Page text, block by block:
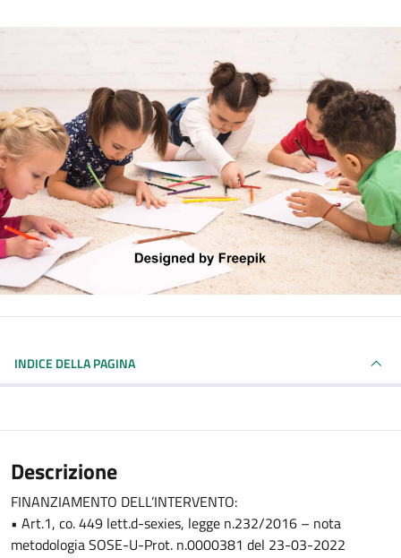
INDICE DELLA PAGINA
Descrizione
FINANZIAMENTO DELL’INTERVENTO:
• Art.1, co. 449 lett.d-sexies, legge n.232/2016 – nota
metodologia SOSE-U-Prot. n.0000381 del 23-03-2022